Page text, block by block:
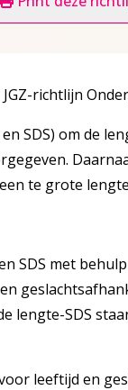
JGZ-richtlijn
SDS) om de
te grote
SDS met
lengte-SDS
en